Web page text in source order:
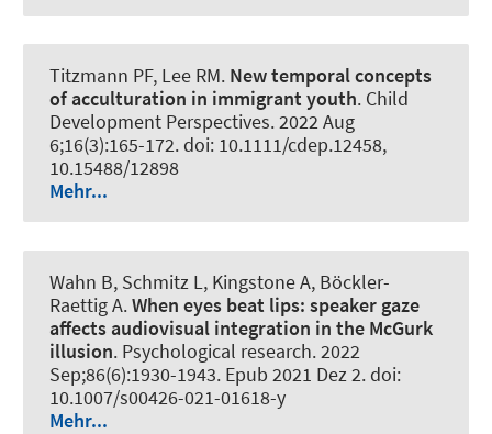
Titzmann PF, Lee RM. New temporal concepts
of acculturation in immigrant youth. Child
Development Perspectives. 2022 Aug
6;16(3):165-172. doi: 10.1111/cdep.12458,
10.15488/12898
Mehr...
Wahn B, Schmitz L, Kingstone A, Böckler-
Raettig A.When eyes beat lips: speaker gaze
affects audiovisual integration in the McGurk
illusion. Psychological research. 2022
Sep;86(6):1930-1943. Epub 2021 Dez 2. doi:
10.1007/s00426-021-01618-y
Mehr...